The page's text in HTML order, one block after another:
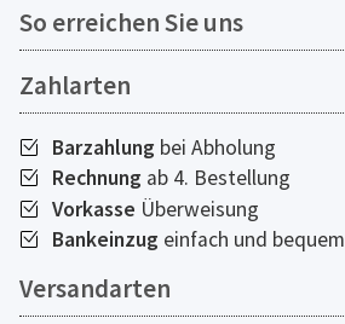
So erreichen Sie uns
Zahlarten
Barzahlung bei Abholung
Rechnung ab 4. Bestellung
Vorkasse Überweisung
Bankeinzug einfach und bequem
Versandarten